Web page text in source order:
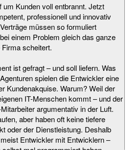
um Kunden voll entbrannt. Jetzt
professionell und innovativ
müssen so formuliert
einem Problem gleich das ganze
scheitert.
ist gefragt – und soll liefern. Was
spielen die Entwickler eine
Kundenakquise. Warum? Weil der
IT-Menschen kommt – und der
argumentativ in der Luft.
aber haben oft keine tiefere
oder der Dienstleistung. Deshalb
Entwickler mit Entwicklern –